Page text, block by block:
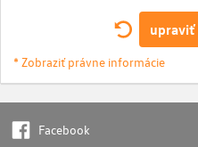
upraviť
* Zobraziť právne informácie
Facebook